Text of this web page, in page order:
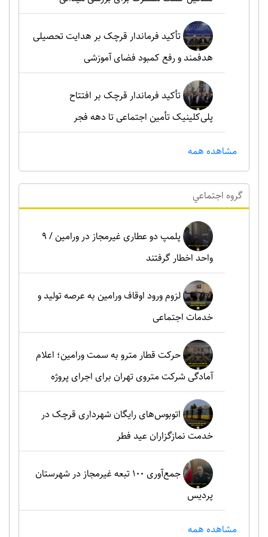
تأکید فرماندار قرچک بر هدایت تحصیلی
هدفمند و رفع کمبود فضای آموزشی
تأکید فرماندار قرچک بر افتتاح
پلی‌کلینیک تأمین اجتماعی تا دهه فجر
مشاهده همه
گروه اجتماعي
پلمپ دو عطاری غیرمجاز در ورامین / ۹
واحد اخطار گرفتند
لزوم ورود اوقاف ورامین به عرصه تولید و
خدمات اجتماعی
حرکت قطار مترو به سمت ورامین؛ اعلام
آمادگی شرکت متروی تهران برای اجرای پروژه
اتوبوس‌های رایگان شهرداری قرچک در
خدمت نمازگزاران عید فطر
جمع‌آوری ۱۰۰ تبعه غیرمجاز در شهرستان
پردیس
مشاهده همه